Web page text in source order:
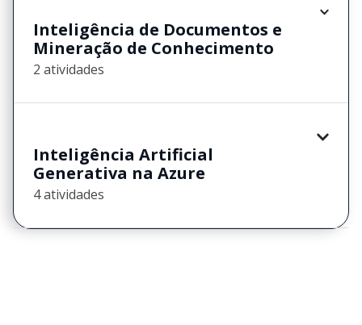
Inteligência de Documentos e
Mineração de Conhecimento
2 atividades
Inteligência Artificial
Generativa na Azure
4 atividades